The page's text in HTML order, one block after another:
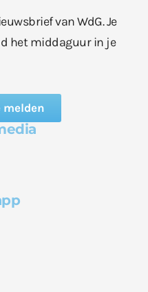
van WdG. Je
het middaguur in je